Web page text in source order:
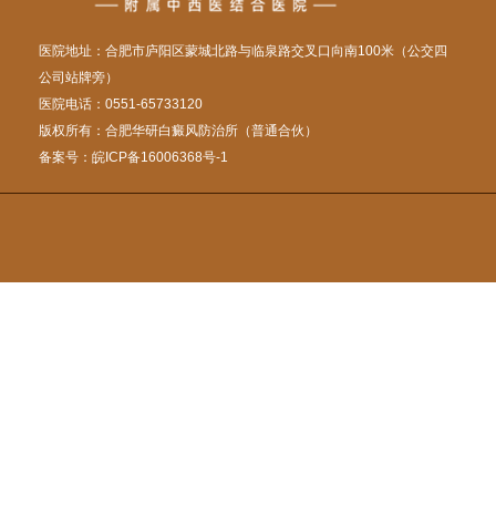
医院地址：合肥市庐阳区蒙城北路与临泉路交叉口向南100米（公交四
公司站牌旁）
医院电话：0551-65733120
版权所有：合肥华研白癜风防治所（普通合伙）
备案号： 皖ICP备16006368号-1